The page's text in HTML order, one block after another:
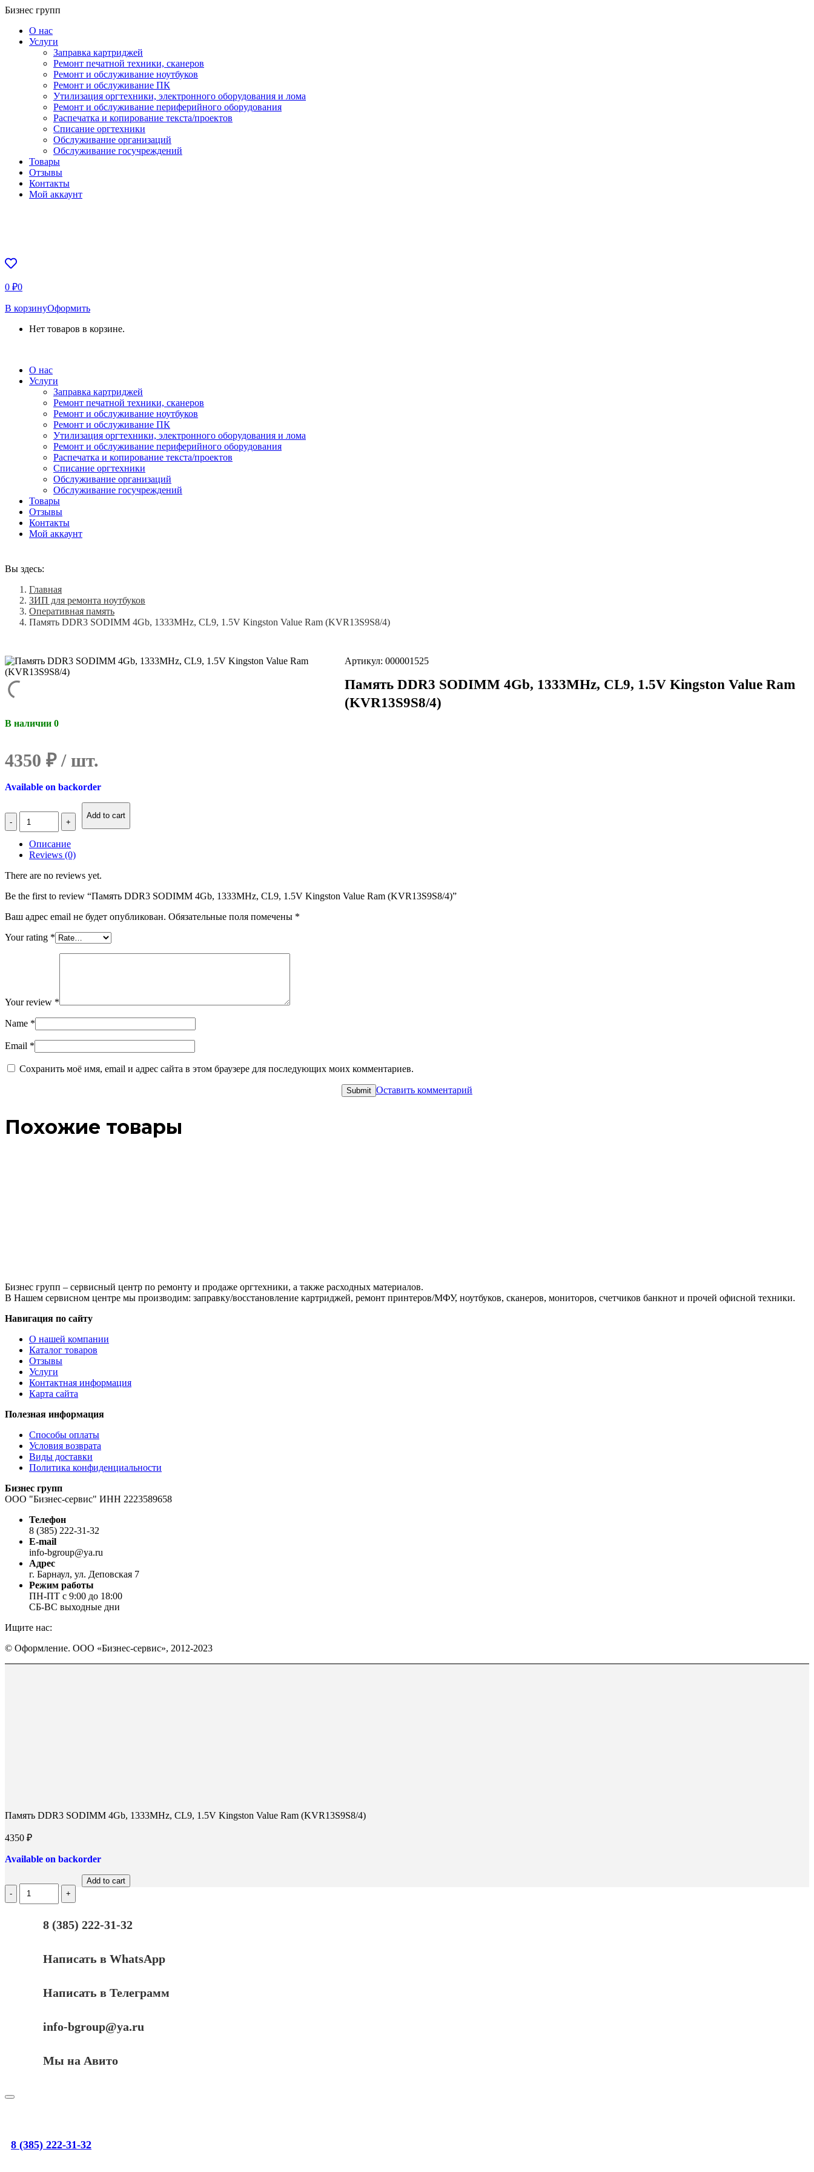
Перейти
содержанию
Бизнес групп
О нас
Услуги
Заправка картриджей
Ремонт печатной техники, сканеров
Ремонт и обслуживание ноутбуков
Ремонт и обслуживание ПК
Утилизация оргтехники, электронного оборудования и лома
Ремонт и обслуживание периферийного оборудования
Распечатка и копирование текста/проектов
Списание оргтехники
Обслуживание организаций
Обслуживание госучреждений
Товары
Отзывы
Контакты
Мой аккаунт
0 ₽0
В корзинуОформить
Нет товаров в корзине.
О нас
Услуги
Заправка картриджей
Ремонт печатной техники, сканеров
Ремонт и обслуживание ноутбуков
Ремонт и обслуживание ПК
Утилизация оргтехники, электронного оборудования и лома
Ремонт и обслуживание периферийного оборудования
Распечатка и копирование текста/проектов
Списание оргтехники
Обслуживание организаций
Обслуживание госучреждений
Товары
Отзывы
Контакты
Мой аккаунт
Вы здесь:
Главная
ЗИП для ремонта ноутбуков
Оперативная память
Память DDR3 SODIMM 4Gb, 1333MHz, CL9, 1.5V Kingston Value Ram (KVR13S9S8/4)
Артикул: 000001525
Память DDR3 SODIMM 4Gb, 1333MHz, CL9, 1.5V Kingston Value Ram
(KVR13S9S8/4)
В наличии 0
4350 ₽
Available on backorder
Количество
Память
SODIMM
4Gb,
1333MHz,
CL9,
1.5V
Value
(KVR13S9S8/4)
Add to cart
Описание
Reviews (0)
There are no reviews yet.
Be the first to review “Память DDR3 SODIMM 4Gb, 1333MHz, CL9, 1.5V Kingston Value Ram (KVR13S9S8/4)”
Ваш адрес email не будет опубликован. Обязательные поля помечены *
Your rating *
Your review *
Name *
Email *
Сохранить моё имя, email и адрес сайта в этом браузере для последующих моих комментариев.
Оставить комментарий
Похожие товары
Бизнес групп – сервисный центр по ремонту и продаже оргтехники, а также расходных материалов.
В Нашем сервисном центре мы производим: заправку/восстановление картриджей, ремонт принтеров/МФУ, ноутбуков, сканеров, мониторов, счетчиков банкнот и прочей офисной техники.
Навигация по сайту
О нашей компании
Каталог товаров
Отзывы
Услуги
Контактная информация
Карта сайта
Полезная информация
Способы оплаты
Условия возврата
Виды доставки
Политика конфиденциальности
Бизнес групп
ООО "Бизнес-сервис" ИНН 2223589658
Телефон
8 (385) 222-31-32
E-mail
info-bgroup@ya.ru
Адрес
г. Барнаул, ул. Деповская 7
Режим работы
ПН-ПТ с 9:00 до 18:00
СБ-ВС выходные дни
Ищите нас:
Страница
Страница
Страница
© Оформление. ООО «Бизнес-сервис», 2012-2023
Память DDR3 SODIMM 4Gb, 1333MHz, CL9, 1.5V Kingston Value Ram (KVR13S9S8/4)
4350 ₽
Available on backorder
Количество
Память
SODIMM
Add to cart
8 (385) 222-31-32
Написать в WhatsApp
Написать в Телеграмм
info-bgroup@ya.ru
Мы на Авито
8 (385) 222-31-32